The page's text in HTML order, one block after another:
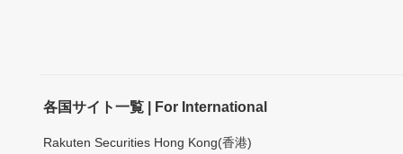
各国サイト一覧 | For International
Rakuten Securities Hong Kong(香港)